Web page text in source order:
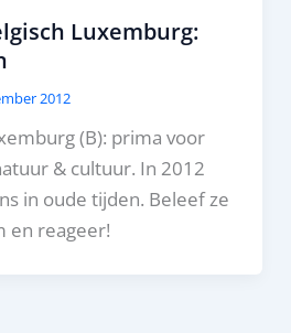
Luxemburg:
2012
(B): prima voor
& cultuur. In 2012
in oude tijden. Beleef ze
en reageer!